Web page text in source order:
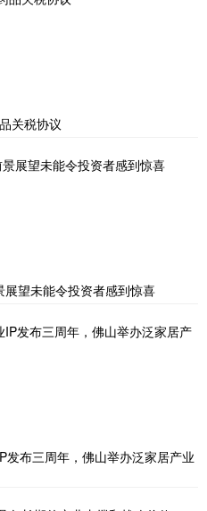
关税协议
望未能令投资者感到惊喜
发布三周年，佛山举办泛家居产业